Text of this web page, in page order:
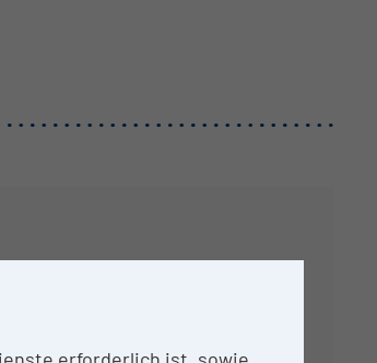
erforderlich ist, sowie